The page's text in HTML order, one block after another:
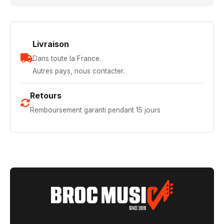
Livraison
Dans toute la France.
Autres pays, nous contacter.
Retours
Remboursement garanti pendant 15 jours